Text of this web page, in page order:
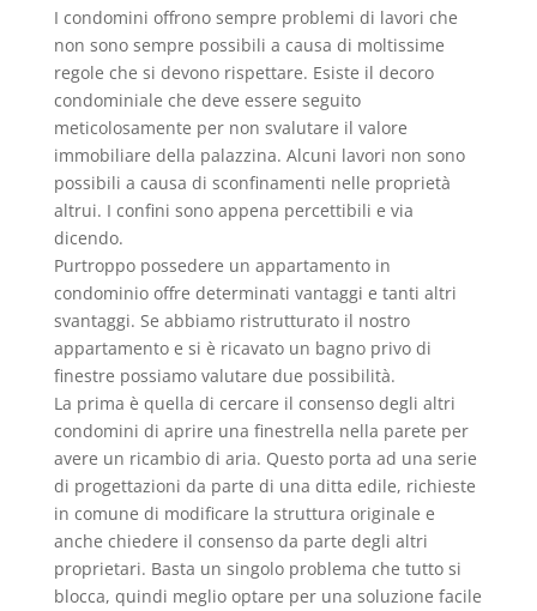
I condomini offrono sempre problemi di lavori che
non sono sempre possibili a causa di moltissime
regole che si devono rispettare. Esiste il decoro
condominiale che deve essere seguito
meticolosamente per non svalutare il valore
immobiliare della palazzina. Alcuni lavori non sono
possibili a causa di sconfinamenti nelle proprietà
altrui. I confini sono appena percettibili e via
dicendo.
Purtroppo possedere un appartamento in
condominio offre determinati vantaggi e tanti altri
svantaggi. Se abbiamo ristrutturato il nostro
appartamento e si è ricavato un bagno privo di
finestre possiamo valutare due possibilità.
La prima è quella di cercare il consenso degli altri
condomini di aprire una finestrella nella parete per
avere un ricambio di aria. Questo porta ad una serie
di progettazioni da parte di una ditta edile, richieste
in comune di modificare la struttura originale e
anche chiedere il consenso da parte degli altri
proprietari. Basta un singolo problema che tutto si
blocca, quindi meglio optare per una soluzione facile